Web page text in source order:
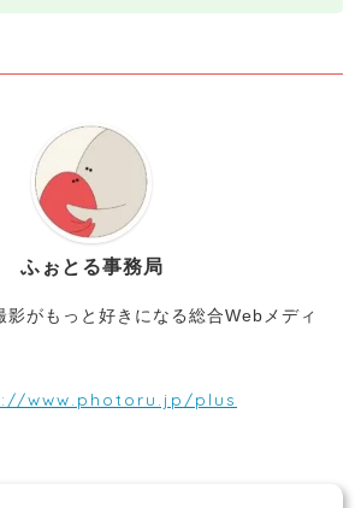
ふぉとる事務局
影がもっと好きになる総合Webメディ
www.photoru.jp/plus